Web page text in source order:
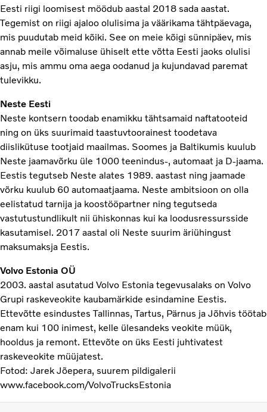
Eesti riigi loomisest möödub aastal 2018 sada aastat.
Tegemist on riigi ajaloo olulisima ja väärikama tähtpäevaga,
mis puudutab meid kõiki. See on meie kõigi sünnipäev, mis
annab meile võimaluse ühiselt ette võtta Eesti jaoks olulisi
asju, mis ammu oma aega oodanud ja kujundavad paremat
tulevikku.
Neste Eesti
Neste kontsern toodab enamikku tähtsamaid naftatooteid
ning on üks suurimaid taastuvtoorainest toodetava
diislikütuse tootjaid maailmas. Soomes ja Baltikumis kuulub
Neste jaamavõrku üle 1000 teenindus-, automaat ja D-jaama.
Eestis tegutseb Neste alates 1989. aastast ning jaamade
võrku kuulub 60 automaatjaama. Neste ambitsioon on olla
eelistatud tarnija ja koostööpartner ning tegutseda
vastutustundlikult nii ühiskonnas kui ka loodusressursside
kasutamisel. 2017 aastal oli Neste suurim äriühingust
maksumaksja Eestis.
Volvo Estonia OÜ
2003. aastal asutatud Volvo Estonia tegevusalaks on Volvo
Grupi raskeveokite kaubamärkide esindamine Eestis.
Ettevõtte esindustes Tallinnas, Tartus, Pärnus ja Jõhvis töötab
enam kui 100 inimest, kelle ülesandeks veokite müük,
hooldus ja remont. Ettevõte on üks Eesti juhtivatest
raskeveokite müüjatest.
Fotod: Jarek Jõepera, suurem pildigalerii
www.facebook.com/VolvoTrucksEstonia